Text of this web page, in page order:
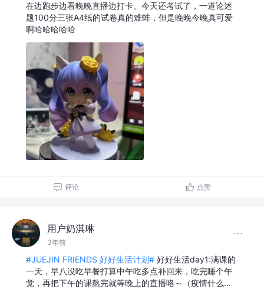
在边跑步边看晚晚直播边打卡。今天还考试了，一道论述
题100分三张A4纸的试卷真的难蚌，但是晚晚今晚真可爱
啊哈哈哈哈哈
评论 点赞
用户奶淇琳
3年前
#JUEJIN FRIENDS 好好生活计划# 好好生活day1:满课的
一天，早八没吃早餐打算中午吃多点补回来，吃完睡个午
觉，再把下午的课熬完就等晚上的直播咯～（疫情什么…